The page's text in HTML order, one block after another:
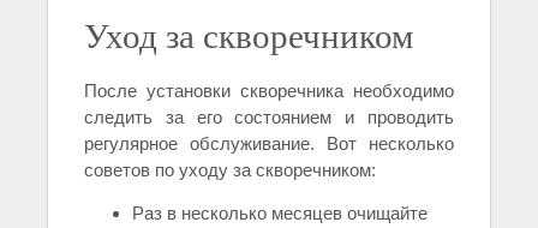
Уход за скворечником
После установки скворечника необходимо
следить за его состоянием и проводить
регулярное обслуживание. Вот несколько
советов по уходу за скворечником:
Раз в несколько месяцев очищайте